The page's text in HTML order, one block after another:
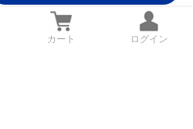
カート ログイン